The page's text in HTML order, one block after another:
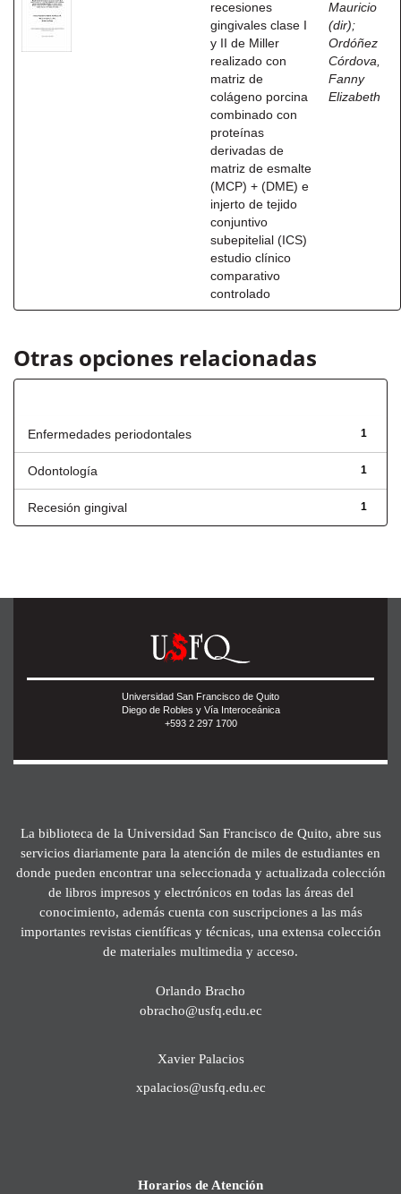
recesiones
gingivales clase I
y II de Miller
realizado con
matriz de
colágeno porcina
combinado con
proteínas
derivadas de
matriz de esmalte
(MCP) + (DME) e
injerto de tejido
conjuntivo
subepitelial (ICS)
estudio clínico
comparativo
controlado
Mauricio
(dir);
Ordóñez
Córdova,
Fanny
Elizabeth
Otras opciones relacionadas
1
Enfermedades periodontales
1
Odontología
1
Recesión gingival
Universidad San Francisco de Quito
Diego de Robles y Vía Interoceánica
+593 2 297 1700
La biblioteca de la Universidad San Francisco de Quito, abre sus
servicios diariamente para la atención de miles de estudiantes en
donde pueden encontrar una seleccionada y actualizada colección
de libros impresos y electrónicos en todas las áreas del
conocimiento, además cuenta con suscripciones a las más
importantes revistas científicas y técnicas, una extensa colección
de materiales multimedia y acceso.
Orlando Bracho
obracho@usfq.edu.ec
Xavier Palacios
xpalacios@usfq.edu.ec
Horarios de Atención